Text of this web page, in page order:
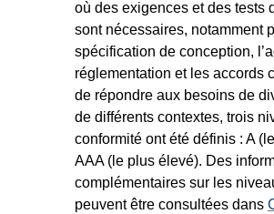
où des exigences et des tests
sont nécessaires, notamment
spécification de conception,
réglementation et les accords
de répondre aux besoins de
de différents contextes, trois
conformité ont été définis : A
AAA (le plus élevé). Des
complémentaires sur les
peuvent être consultées dans